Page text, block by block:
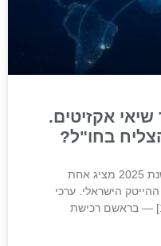
אקזיטים.
בחו"ל?
הדוח השנתי של רשות החדשנות לשנת 2025 מציג אחת
הישראלי. ערכי